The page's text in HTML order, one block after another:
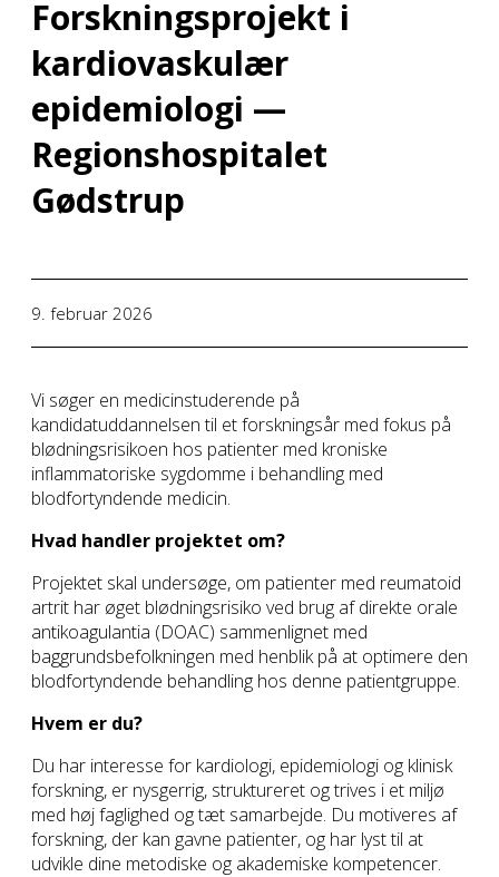
Forskningsprojekt i
kardiovaskulær
epidemiologi —
Regionshospitalet
Gødstrup
Vi søger en medicinstuderende på
kandidatuddannelsen til et forskningsår med fokus på
blødningsrisikoen hos patienter med kroniske
inflammatoriske sygdomme i behandling med
blodfortyndende medicin.
Hvad handler projektet om?
Projektet skal undersøge, om patienter med reumatoid
artrit har øget blødningsrisiko ved brug af direkte orale
antikoagulantia (DOAC) sammenlignet med
baggrundsbefolkningen med henblik på at optimere den
blodfortyndende behandling hos denne patientgruppe.
Hvem er du?
Du har interesse for kardiologi, epidemiologi og klinisk
forskning, er nysgerrig, struktureret og trives i et miljø
med høj faglighed og tæt samarbejde. Du motiveres af
forskning, der kan gavne patienter, og har lyst til at
udvikle dine metodiske og akademiske kompetencer.
9. februar 2026